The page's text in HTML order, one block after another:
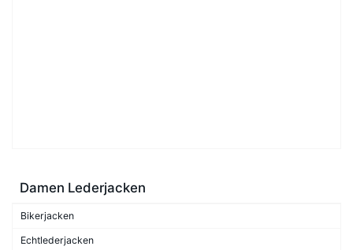
Damen Lederjacken
Bikerjacken
Echtlederjacken